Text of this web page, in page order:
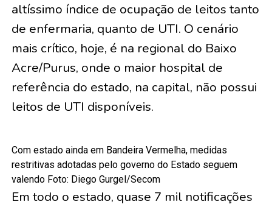
altíssimo índice de ocupação de leitos tanto
de enfermaria, quanto de UTI. O cenário
mais crítico, hoje, é na regional do Baixo
Acre/Purus, onde o maior hospital de
referência do estado, na capital, não possui
leitos de UTI disponíveis.
Com estado ainda em Bandeira Vermelha, medidas
restritivas adotadas pelo governo do Estado seguem
valendo Foto: Diego Gurgel/Secom
Em todo o estado, quase 7 mil notificações